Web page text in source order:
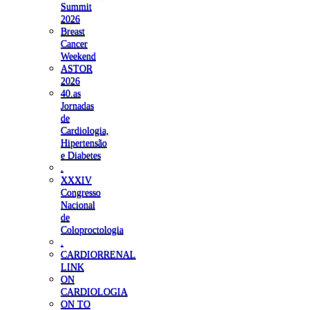
Summit
2026
Breast
Cancer
Weekend
ASTOR
2026
40.as
Jornadas
de
Cardiologia,
Hipertensão
e Diabetes
XXXIV
Congresso
Nacional
de
Coloproctologia
CARDIORRENAL
LINK
ON
CARDIOLOGIA
ON TO